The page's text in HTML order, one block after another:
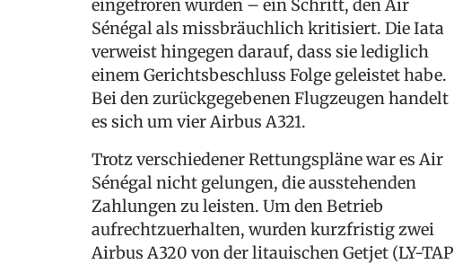
eingefroren wurden – ein Schritt, den Air
Sénégal als missbräuchlich kritisiert. Die Iata
verweist hingegen darauf, dass sie lediglich
einem Gerichtsbeschluss Folge geleistet habe.
Bei den zurückgegebenen Flugzeugen handelt
es sich um vier Airbus A321.
Trotz verschiedener Rettungspläne war es Air
Sénégal nicht gelungen, die ausstehenden
Zahlungen zu leisten. Um den Betrieb
aufrechtzuerhalten, wurden kurzfristig zwei
Airbus A320 von der litauischen Getjet (LY-TAP